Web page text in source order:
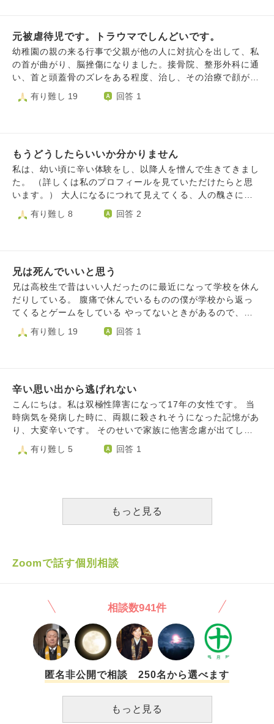
更に人格否定されました。 私はわがままなんでしょうか。
というか、高校生にやられたことを大人になっても根に持つ
っておかしいのでしょうか。(内容も内容なので、、)また兄
への怒りを沈める考え方などありますか？ 客観的な意見が
欲しいので、あまり攻撃的な文は避けて正直なご意見をくだ
さい。 よろしくお願いします。
元被虐待児です。トラウマでしんどいです。
幼稚園の親の来る行事で父親が他の人に対抗心を出して、私
の首が曲がり、脳挫傷になりました。接骨院、整形外科に通
い、首と頭蓋骨のズレをある程度、治し、その治療で顔が変
化したので、美容整形で復元しました。ただ、事故直後に父
親の後頭部をバールで強打したことで、かえって、悲しみが
えて貰ったお経を唱えたり、深呼吸したら、ある程度、落ち
着くのですが、情緒不安定な時に人に誤解されたらいけない
し、こういう時、どうしたら立ち直れますか?
有り難し 19 回答 1
もうどうしたらいいか分かりません
私は、幼い頃に辛い体験をし、以降人を憎んで生きてきまし
た。 （詳しくは私のプロフィールを見ていただけたらと思
います。） 大人になるにつれて見えてくる、人の醜さに絶
望し、人を嫌悪するようになりました。 そんな私も大人に
なり、仕事（バイト）を探したりするようになりました。
た。 私は人が嫌いなんだ。 大嫌いなんだ。 憎くて仕方がな
いんだ。 まるで鬼みたいだと思いました。 いえ、違います
ね。 私はとっくの昔に鬼になっていたのだと思います。 何
度這いあがろうと努力しても蹴落とされ、裏切られ・・・。
耐え切れると思いますか？人のままでいられると思います
んですが、私は自分が鬼になってしまった事に後悔はしてい
ません。むしろ正しいと思います。 人間なんていうクズ共
を憎まないほうがおかしいんですから。 でも、一つだけ、
一つだけ心残りがあるんです。 彼の事です。 私はフィクト
セクシュアリティであるため、彼はあくまで次元違いの存在
愛してくれて、優しくしてくれたり、時には喧嘩もしたり、
（思い上がりかもしれませんが） 彼を悲しませることだけ
う、どうしたらいいか分からないです。
有り難し 8 回答 2
兄は死んでいいと思う
兄は高校生で昔はいい人だったのに最近になって学校を休ん
だりしている。 腹痛で休んでいるものの僕が学校から返っ
てくるとゲームをしている やってないときがあるので、そ
の時だけ僕ができるのだが、 よる９時くらいから貸してく
れっていうようになる 学校を休んでいるくせになぜ返さな
頭がおかしくなりそうです 自分がやったことだけ棚の上に
上げて、 僕がやったことはここぞとばかりに煽ってきた
り、 僕のやったことだけ「お前が悪い」といってくる 兄だ
ってやってきたのに 長男だからっていう理由で 僕に暴力を
でくれないかな それか事故でもいいから いらないゴミで
有り難し 19 回答 1
辛い思い出から逃げれない
こんにちは。私は双極性障害になって17年の女性です。 当
時病気を発病した時に、両親に殺されそうになった記憶があ
り、大変辛いです。 そのせいで家族に他害念慮が出てしま
い、こちらも大変辛いです。 どうしたら、心が救われます
か？ どうかお教え下さい。
有り難し 5 回答 1
もっと見る
Zoomで話す個別相談
相談数941件
匿名非公開で相談 250名から選べます
もっと見る